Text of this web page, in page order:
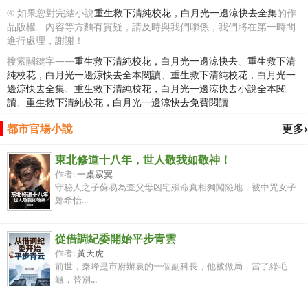
④ 如果您對完結小說重生救下清純校花，白月光一邊涼快去全集的作
品版權、內容等方麵有質疑，請及時與我們聯係，我們將在第一時間
進行處理，謝謝！
搜索關鍵字——重生救下清純校花，白月光一邊涼快去、 重生救下清
純校花，白月光一邊涼快去全本閱讀、 重生救下清純校花，白月光一
邊涼快去全集、 重生救下清純校花，白月光一邊涼快去小說全本閱
讀、 重生救下清純校花，白月光一邊涼快去免費閱讀
更多›
都市官場小說
東北修道十八年，世人敬我如敬神！
作者:一桌寂寞
守秘人之子蘇易為查父母凶宅殞命真相獨闖險地，被中咒女子
鄭希怡...
從借調紀委開始平步青雲
作者:黃天虎
前世，秦峰是市府辦裏的一個副科長，他被做局，當了綠毛
龜，替別...